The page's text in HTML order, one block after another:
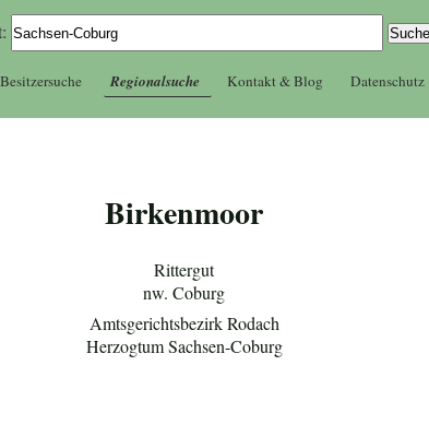
Besitzersuche Regionalsuche Kontakt & Blog Datenschutz
Birkenmoor
Rittergut
nw. Coburg
Amtsgerichtsbezirk Rodach
Herzogtum Sachsen-Coburg